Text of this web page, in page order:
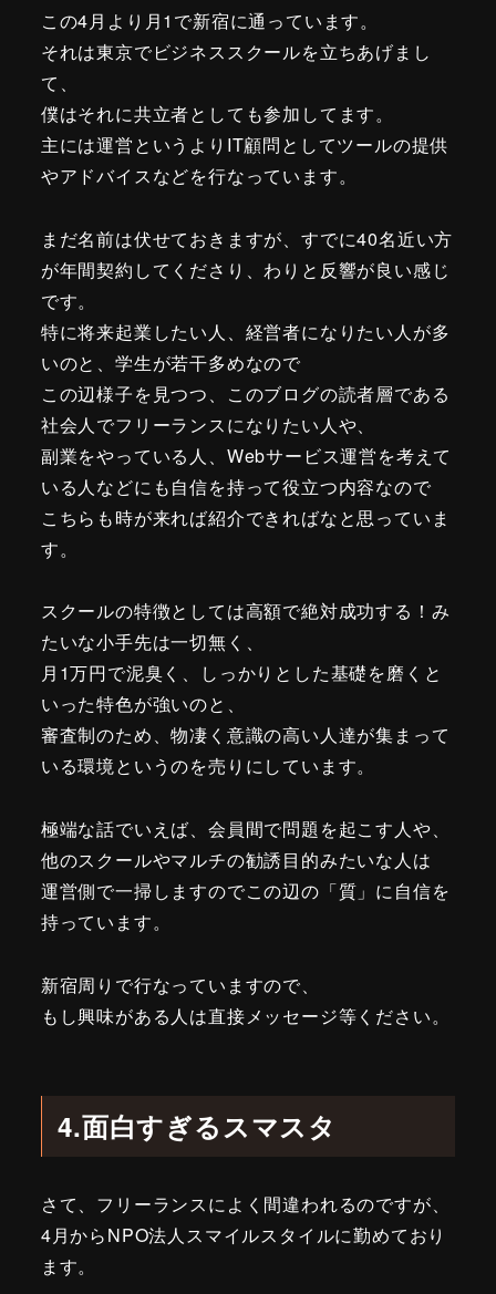
この4月より月1で新宿に通っています。
それは東京でビジネススクールを立ちあげまし
て、
僕はそれに共立者としても参加してます。
主には運営というよりIT顧問としてツールの提供
やアドバイスなどを行なっています。
まだ名前は伏せておきますが、すでに40名近い方
が年間契約してくださり、わりと反響が良い感じ
です。
特に将来起業したい人、経営者になりたい人が多
いのと、学生が若干多めなので
この辺様子を見つつ、このブログの読者層である
社会人でフリーランスになりたい人や、
副業をやっている人、Webサービス運営を考えて
いる人などにも自信を持って役立つ内容なので
こちらも時が来れば紹介できればなと思っていま
す。
スクールの特徴としては高額で絶対成功する！み
たいな小手先は一切無く、
月1万円で泥臭く、しっかりとした基礎を磨くと
いった特色が強いのと、
審査制のため、物凄く意識の高い人達が集まって
いる環境というのを売りにしています。
極端な話でいえば、会員間で問題を起こす人や、
他のスクールやマルチの勧誘目的みたいな人は
運営側で一掃しますのでこの辺の「質」に自信を
持っています。
新宿周りで行なっていますので、
もし興味がある人は直接メッセージ等ください。
4.面白すぎるスマスタ
さて、フリーランスによく間違われるのですが、
4月からNPO法人スマイルスタイルに勤めており
ます。